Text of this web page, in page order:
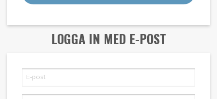
LOGGA IN MED E-POST